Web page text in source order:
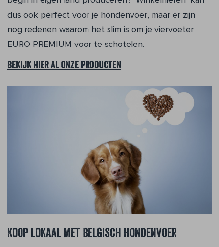
dus ook perfect voor je hondenvoer, maar er zijn
nog redenen waarom het slim is om je viervoeter
EURO PREMIUM voor te schotelen.
Bekijk hier al onze producten
Koop lokaal met Belgisch hondenvoer